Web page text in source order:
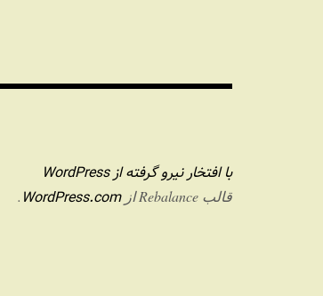
با افتخار نیرو گرفته از WordPress
قالب Rebalance از WordPress.com
.